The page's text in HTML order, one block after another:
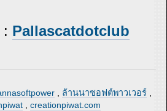
: Pallascatdotclub
, ล้านนาซอฟต์พาวเวอร์,
, creationpiwat.com